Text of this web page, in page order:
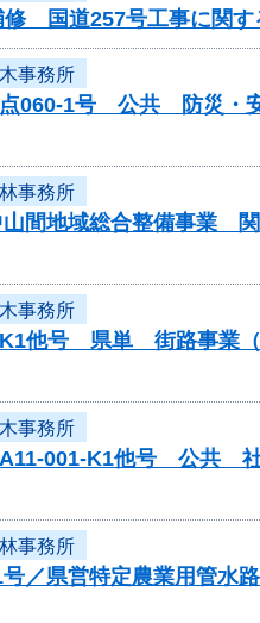
修 国道257号工事に関
事務所
点060-1号 公共 防災・
事務所
山間地域総合整備事業
事務所
K1他号 県単 街路事業
事務所
A11-001-K1他号 公共
事務所
号／県営特定農業用管